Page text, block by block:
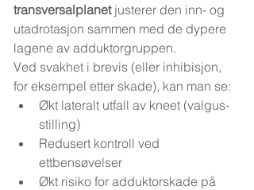
transversalplanet justerer den inn- og
utadrotasjon sammen med de dypere
lagene av adduktorgruppen.
Ved svakhet i brevis (eller inhibisjon,
for eksempel etter skade), kan man se:
Økt lateralt utfall av kneet (valgus-
stilling)
Redusert kontroll ved
ettbensøvelser
Økt risiko for adduktorskade på